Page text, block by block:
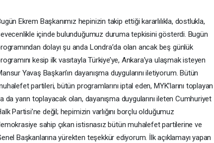
Ekrem Başkanımız hepinizin takip ettiği kararlılıkla, dostlukla,
içinde bulunduğumuz duruma tepkisini gösterdi. Bugün
dolayı şu anda Londra’da olan ancak beş günlük
kesip ilk vasıtayla Türkiye’ye, Ankara’ya ulaşmak isteyen
Yavaş Başkan’ın dayanışma duygularını iletiyorum. Bütün
partileri, bütün programlarını iptal eden, MYK’larını toplayan
da yarın toplayacak olan, dayanışma duygularını ileten Cumhuriyet
Partisi’ne değil; hepimizin varlığını borçlu olduğumuz
sahip çıkan istisnasız bütün muhalefet partilerine ve
Başkanlarına yürekten teşekkür ediyorum. İlk açıklamayı yapan